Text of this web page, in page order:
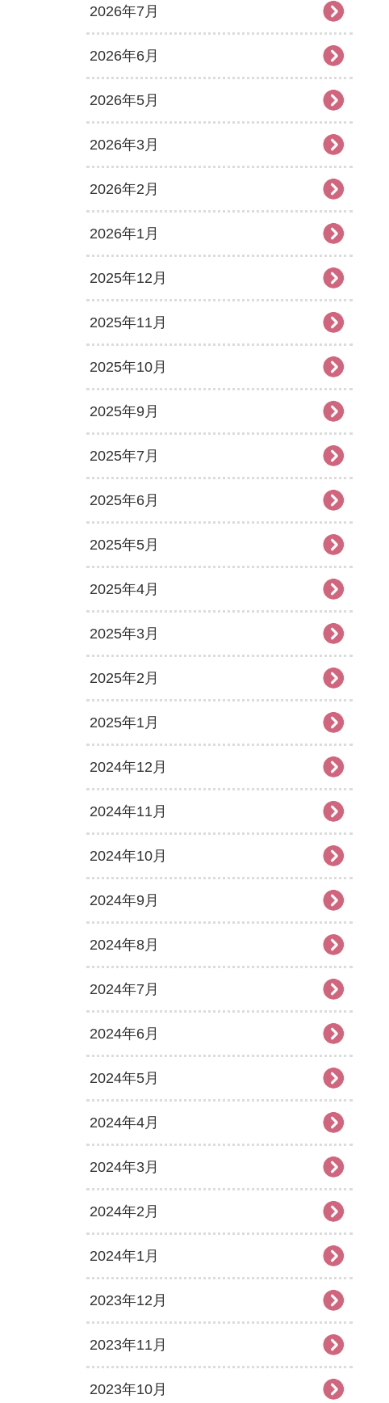
2026年7月
2026年6月
2026年5月
2026年3月
2026年2月
2026年1月
2025年12月
2025年11月
2025年10月
2025年9月
2025年7月
2025年6月
2025年5月
2025年4月
2025年3月
2025年2月
2025年1月
2024年12月
2024年11月
2024年10月
2024年9月
2024年8月
2024年7月
2024年6月
2024年5月
2024年4月
2024年3月
2024年2月
2024年1月
2023年12月
2023年11月
2023年10月